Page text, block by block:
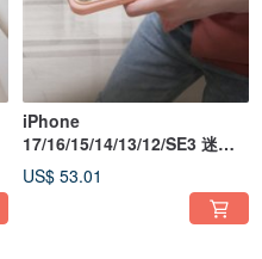
iPhone
17/16/15/14/13/12/SE3 迷人
小圆花 二合一防摔背绳手机壳
US$ 53.01